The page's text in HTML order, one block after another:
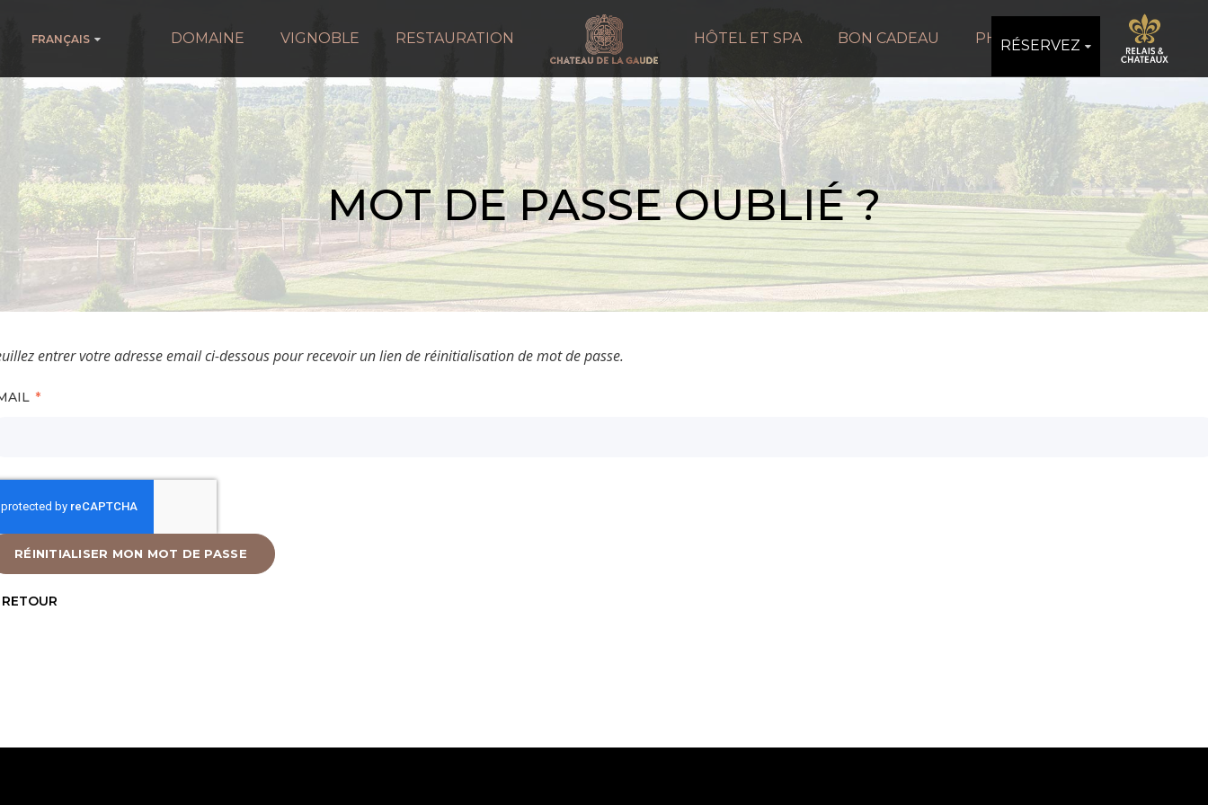
FRANÇAIS DOMAINE VIGNOBLE RESTAURATION HÔTEL ET SPA BON CADEAU PHOTOS
RÉSERVEZ
MOT DE PASSE OUBLIÉ ?
entrer votre adresse email ci-dessous pour recevoir un lien de réinitialisation de mot de passe.
RÉINITIALISER MON MOT DE PASSE
RETOUR